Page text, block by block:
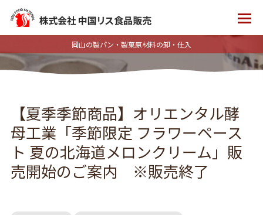
岡山の製パン・製菓原材料の卸・仕入
【夏季季節商品】オリエンタル酵
母工業「季節限定 フラワーペース
ト 夏の北海道メロンクリーム」販
売開始のご案内 ※販売終了